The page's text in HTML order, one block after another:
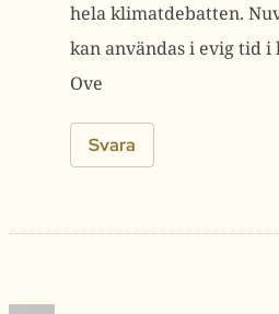
hela klimatdebatten.
kan användas i evig tid
Ove
Svara